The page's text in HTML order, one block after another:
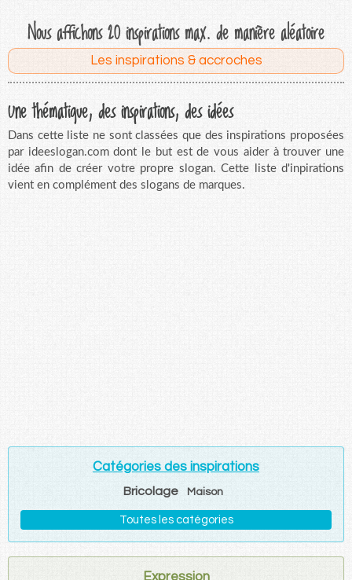
Nous affichons 20 inspirations max. de manière aléatoire
Les inspirations & accroches
Une thématique, des inspirations, des idées
Dans cette liste ne sont classées que des inspirations proposées
par ideeslogan.com dont le but est de vous aider à trouver une
idée afin de créer votre propre slogan. Cette liste d'inpirations
vient en complément des slogans de marques.
Catégories des inspirations
Bricolage Maison
Toutes les catégories
Expression